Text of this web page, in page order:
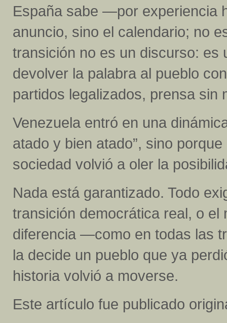
España sabe —por experiencia
anuncio, sino el calendario; no
transición no es un discurso: es
devolver la palabra al pueblo
partidos legalizados, prensa sin
Venezuela entró en una
atado y bien atado”, sino
sociedad volvió a oler la
Nada está garantizado. Todo
transición democrática real, o
diferencia —como en todas las
la decide un pueblo que ya
historia volvió a moverse.
Este artículo fue publicado